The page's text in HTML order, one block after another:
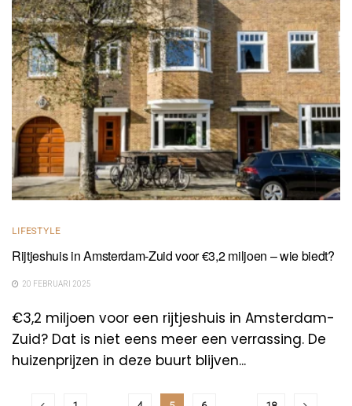
LIFESTYLE
Rijtjeshuis in Amsterdam-Zuid voor €3,2 miljoen – wie biedt?
20 FEBRUARI 2025
€3,2 miljoen voor een rijtjeshuis in Amsterdam-
Zuid? Dat is niet eens meer een verrassing. De
huizenprijzen in deze buurt blijven...